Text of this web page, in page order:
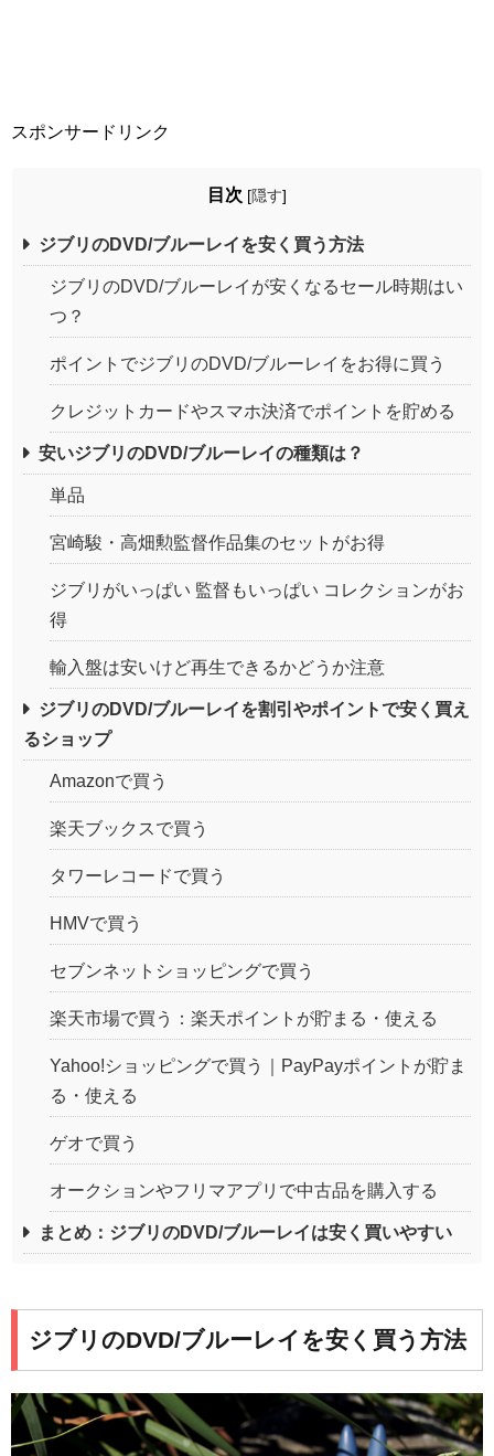
スポンサードリンク
目次 [隠す]
ジブリのDVD/ブルーレイを安く買う方法
ジブリのDVD/ブルーレイが安くなるセール時期はい
つ？
ポイントでジブリのDVD/ブルーレイをお得に買う
クレジットカードやスマホ決済でポイントを貯める
安いジブリのDVD/ブルーレイの種類は？
単品
宮崎駿・高畑勲監督作品集のセットがお得
ジブリがいっぱい 監督もいっぱい コレクションがお
得
輸入盤は安いけど再生できるかどうか注意
ジブリのDVD/ブルーレイを割引やポイントで安く買え
るショップ
Amazonで買う
楽天ブックスで買う
タワーレコードで買う
HMVで買う
セブンネットショッピングで買う
楽天市場で買う：楽天ポイントが貯まる・使える
Yahoo!ショッピングで買う｜PayPayポイントが貯ま
る・使える
ゲオで買う
オークションやフリマアプリで中古品を購入する
まとめ：ジブリのDVD/ブルーレイは安く買いやすい
ジブリのDVD/ブルーレイを安く買う方法